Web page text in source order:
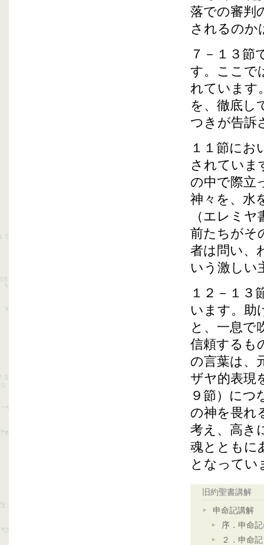
落での審判
されるのか
７－１３節
す。ここで
れています
を、徹底し
つきが告訴
１１節にお
されていま
の中で際立
神々を、水
（エレミ
前たちがそ
者は問い、
いう激しい
１２－１３
います。助
と、一息で
信頼するも
の言葉は、
ザヤ的表現
９節）につ
の神を畏れ
考え、高き
魂とともに
となってい
旧約聖書講解
申命記講解
序．申命
２．申命